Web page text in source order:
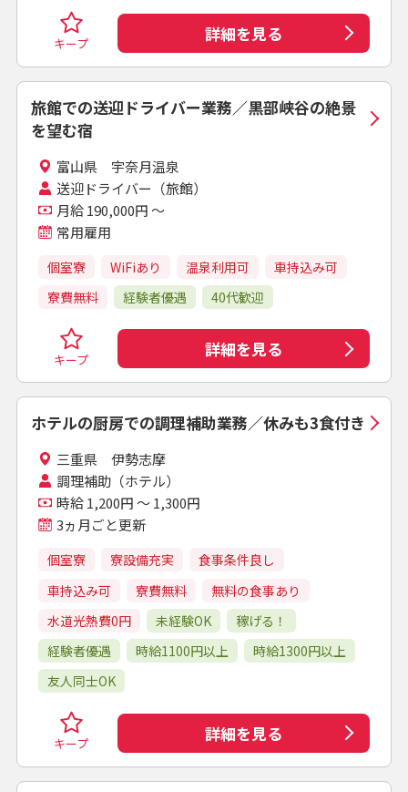
キープ 詳細を見る
旅館での送迎ドライバー業務／黒部峡谷の絶景
を望む宿
富山県 宇奈月温泉
送迎ドライバー（旅館）
月給 190,000円 ～
常用雇用
個室寮 WiFiあり 温泉利用可
車持込み可
寮費無料
経験者優遇 40代歓迎
キープ 詳細を見る
ホテルの厨房での調理補助業務／休みも3食付き
三重県 伊勢志摩
調理補助（ホテル）
時給 1,200円 ～ 1,300円
3ヵ月ごと更新
個室寮 寮設備充実
食事条件良し
車持込み可
寮費無料
無料の食事あり
水道光熱費0円
未経験OK
稼げる！
経験者優遇
時給1100円以上
時給1300円以上
友人同士OK
キープ 詳細を見る